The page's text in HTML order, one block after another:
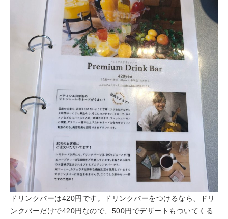
ドリンクバーは420円です。ドリンクバーをつけるなら、ドリ
ンクバーだけで420円なので、500円でデザートもついてくる